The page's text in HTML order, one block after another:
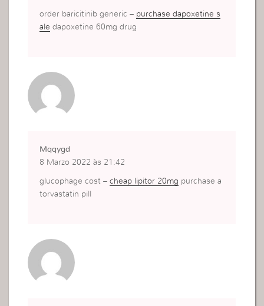
order baricitinib generic – purchase dapoxetine s
ale dapoxetine 60mg drug
Mqqygd
8 Marzo 2022 às 21:42
glucophage cost –cheap lipitor 20mg purchase a
torvastatin pill